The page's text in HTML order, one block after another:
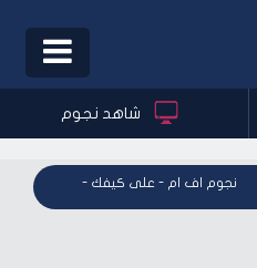
Toggle
شاهد نجوم
- نجوم اف ام - على كيفك نجوم اف